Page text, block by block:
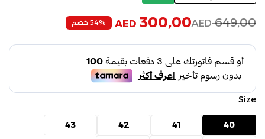
AED649,00
AED 300,00 54% خصم
Size
40
41
42
43